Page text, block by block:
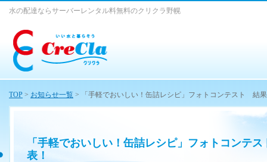
「手軽でおいしい！缶詰レシピ」フォトコンテ
表！
水の配達ならサーバーレンタル料無料のクリクラ野幌
TOP > お知らせ一覧 > 「手軽でおいしい！缶詰レシピ」フォトコンテスト 結